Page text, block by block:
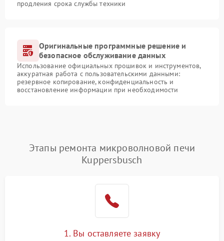
продления срока службы техники
Оригинальные программные решение и
безопасное обслуживание данных
Использование официальных прошивок и инструментов,
аккуратная работа с пользовательскими данными:
резервное копирование, конфиденциальность и
восстановление информации при необходимости
Этапы ремонта микроволновой печи
Kuppersbusch
1. Вы оставляете заявку